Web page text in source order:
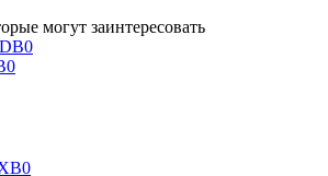
могут заинтересовать